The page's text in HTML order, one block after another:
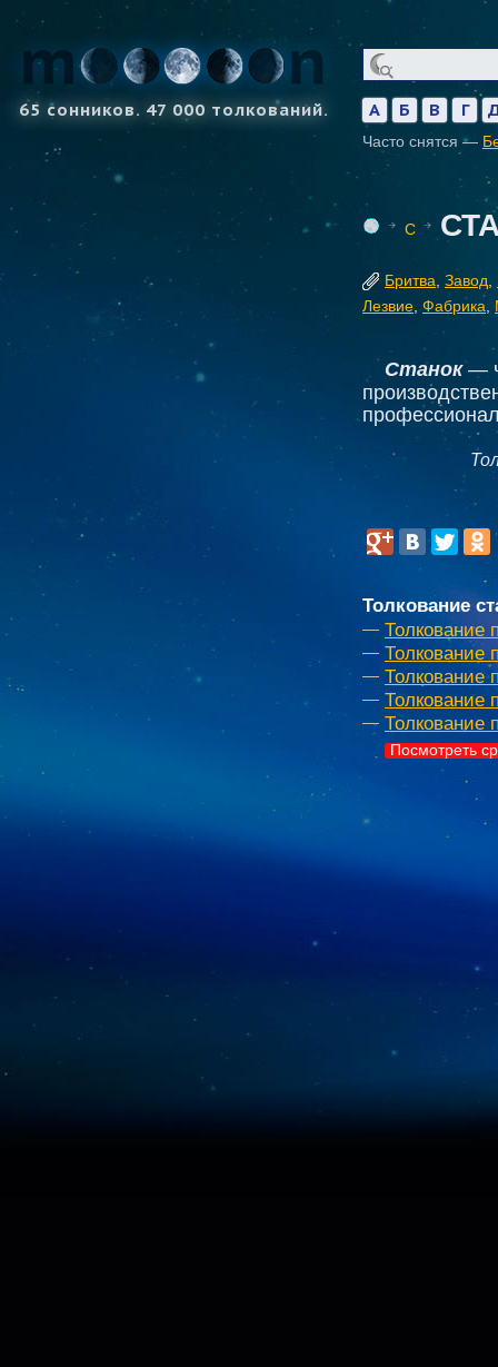
65 сонников. 47 000 толкований. А Б В Г
Часто снятся —
С
Бритва Завод
Лезвие Фабрика
Станок—
Толкование
Толкование
Толкование
Толкование
Толкование
Толкование
Посмотреть